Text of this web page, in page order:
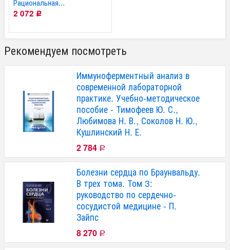
2 072 Р
Рекомендуем посмотреть
Иммуноферментный анализ в
современной лабораторной
практике. Учебно-методическое
пособие - Тимофеев Ю. С.,
Любимова Н. В., Соколов Н. Ю.,
Кушлинский Н. Е.
2 784 Р
Болезни сердца по Браунвальду.
В трех тома. Том 3:
руководство по сердечно-
сосудистой медицине - П.
Зайпс
8 270 Р